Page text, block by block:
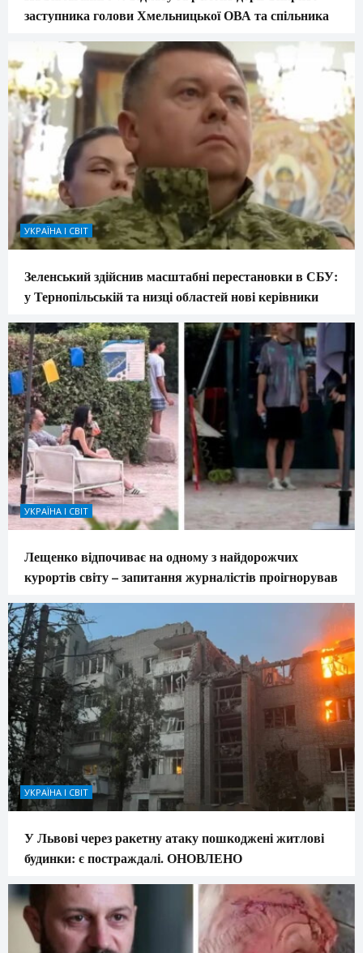
заступника голови Хмельницької ОВА та спільника
УКРАЇНА І СВІТ
Зеленський здійснив масштабні перестановки в СБУ:
у Тернопільській та низці областей нові керівники
УКРАЇНА І СВІТ
Лещенко відпочиває на одному з найдорожчих
курортів світу – запитання журналістів проігнорував
УКРАЇНА І СВІТ
У Львові через ракетну атаку пошкоджені житлові
будинки: є постраждалі. ОНОВЛЕНО